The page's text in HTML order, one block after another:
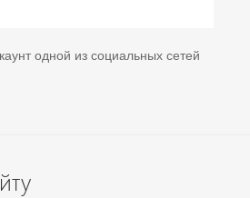
одной из социальных сетей